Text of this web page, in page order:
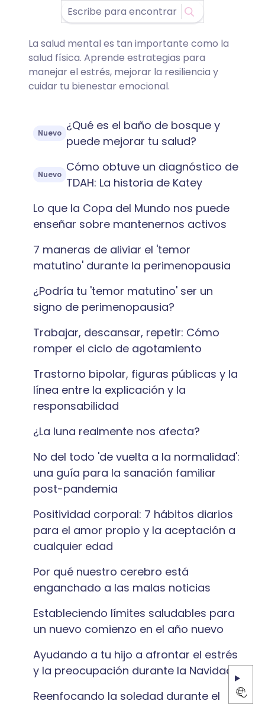
La salud mental es tan importante como la
salud física. Aprende estrategias para
manejar el estrés, mejorar la resiliencia y
cuidar tu bienestar emocional.
Nuevo
¿Qué es el baño de bosque y
puede mejorar tu salud?
Nuevo
Cómo obtuve un diagnóstico de
TDAH: La historia de Katey
Lo que la Copa del Mundo nos puede
enseñar sobre mantenernos activos
7 maneras de aliviar el 'temor
matutino' durante la perimenopausia
¿Podría tu 'temor matutino' ser un
signo de perimenopausia?
Trabajar, descansar, repetir: Cómo
romper el ciclo de agotamiento
Trastorno bipolar, figuras públicas y la
línea entre la explicación y la
responsabilidad
¿La luna realmente nos afecta?
No del todo 'de vuelta a la normalidad':
una guía para la sanación familiar
post-pandemia
Positividad corporal: 7 hábitos diarios
para el amor propio y la aceptación a
cualquier edad
Por qué nuestro cerebro está
enganchado a las malas noticias
Estableciendo límites saludables para
un nuevo comienzo en el año nuevo
Ayudando a tu hijo a afrontar el estrés
y la preocupación durante la Navidad
Reenfocando la soledad durante el